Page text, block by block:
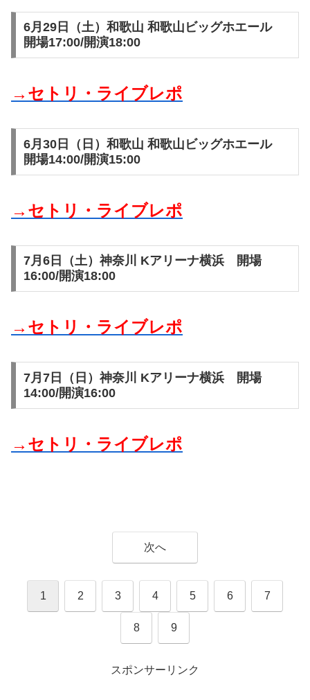
6月29日（土）和歌山 和歌山ビッグホエール
開場17:00/開演18:00
→セトリ・ライブレポ
6月30日（日）和歌山 和歌山ビッグホエール
開場14:00/開演15:00
→セトリ・ライブレポ
7月6日（土）神奈川 Kアリーナ横浜 開場
16:00/開演18:00
→セトリ・ライブレポ
7月7日（日）神奈川 Kアリーナ横浜 開場
14:00/開演16:00
→セトリ・ライブレポ
次へ
1 2 3 4 5 6 7
8 9
スポンサーリンク